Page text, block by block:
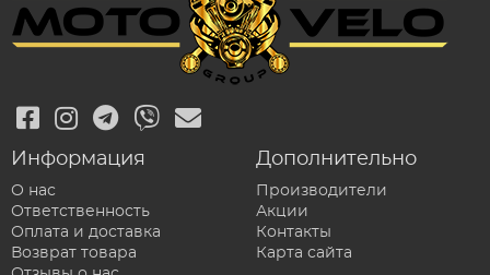
Информация
О нас
Ответственность
Оплата и доставка
Возврат товара
Дополнительно
Производители
Акции
Контакты
Карта сайта